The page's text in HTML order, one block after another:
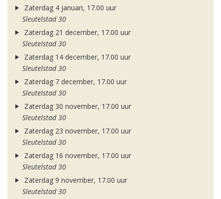
Zaterdag 4 januari, 17.00 uur
Sleutelstad 30
Zaterdag 21 december, 17.00 uur
Sleutelstad 30
Zaterdag 14 december, 17.00 uur
Sleutelstad 30
Zaterdag 7 december, 17.00 uur
Sleutelstad 30
Zaterdag 30 november, 17.00 uur
Sleutelstad 30
Zaterdag 23 november, 17.00 uur
Sleutelstad 30
Zaterdag 16 november, 17.00 uur
Sleutelstad 30
Zaterdag 9 november, 17.00 uur
Sleutelstad 30